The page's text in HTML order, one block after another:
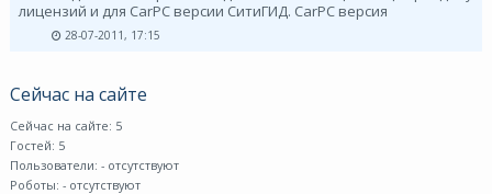
лицензий и для CarPC версии СитиГИД. CarPC версия
28-07-2011, 17:15
Сейчас на сайте
Сейчас на сайте: 5
Гостей: 5
Пользователи: - отсутствуют
Роботы: - отсутствуют